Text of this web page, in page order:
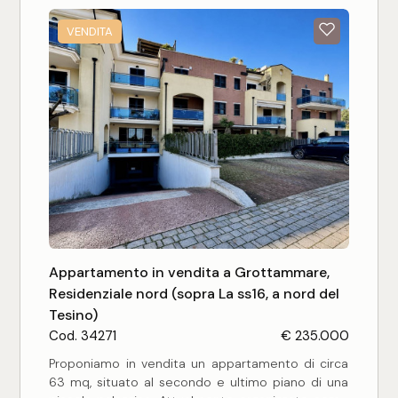
VENDITA
Appartamento in vendita a Grottammare,
Residenziale nord (sopra La ss16, a nord del
Tesino)
Cod. 34271 € 235.000
Proponiamo in vendita un appartamento di circa
63 mq, situato al secondo e ultimo piano di una
5+
Camere
Qualsiasi